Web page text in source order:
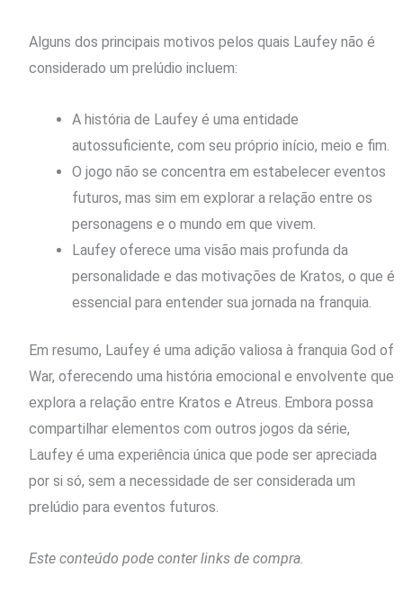
Alguns dos principais motivos pelos quais Laufey não é
considerado um prelúdio incluem:
A história de Laufey é uma entidade
autossuficiente, com seu próprio início, meio e fim.
O jogo não se concentra em estabelecer eventos
futuros, mas sim em explorar a relação entre os
personagens e o mundo em que vivem.
Laufey oferece uma visão mais profunda da
personalidade e das motivações de Kratos, o que é
essencial para entender sua jornada na franquia.
Em resumo, Laufey é uma adição valiosa à franquia God of
War, oferecendo uma história emocional e envolvente que
explora a relação entre Kratos e Atreus. Embora possa
compartilhar elementos com outros jogos da série,
Laufey é uma experiência única que pode ser apreciada
por si só, sem a necessidade de ser considerada um
prelúdio para eventos futuros.
Este conteúdo pode conter links de compra.